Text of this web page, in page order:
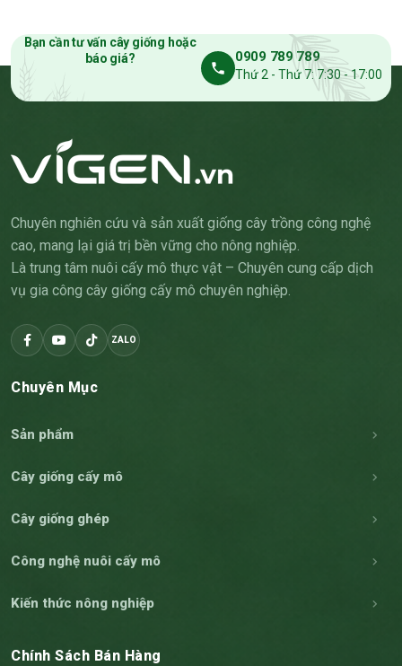
Bạn cần tư vấn cây giống hoặc
báo giá?
0909 789 789
Thứ 2 - Thứ 7: 7:30 - 17:00
Chuyên nghiên cứu và sản xuất giống cây trồng công nghệ
cao, mang lại giá trị bền vững cho nông nghiệp.
Là trung tâm nuôi cấy mô thực vật – Chuyên cung cấp dịch
vụ gia công cây giống cấy mô chuyên nghiệp.
ZALO
Chuyên Mục
Sản phẩm
Cây giống cấy mô
Cây giống ghép
Công nghệ nuôi cấy mô
Kiến thức nông nghiệp
Chính Sách Bán Hàng